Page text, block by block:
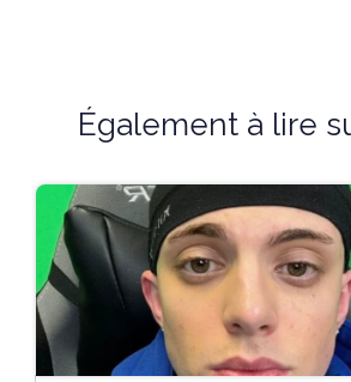
Également à lire